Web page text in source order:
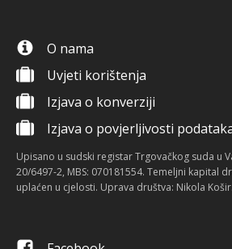
O nama
Uvjeti korištenja
Izjava o konverziji
Izjava o povjerljivosti
Upisano u sudski registar Trgovačkog suda u
20/6497-2, MBS: 070181554. Temeljni kapital
uplaćen u cjelosti. Uprava društva: Nikola Košir.